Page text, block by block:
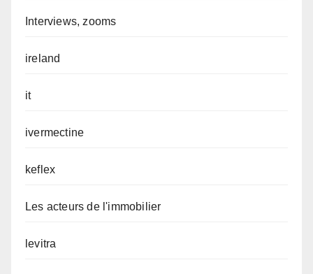
Interviews, zooms
ireland
it
ivermectine
keflex
Les acteurs de l'immobilier
levitra